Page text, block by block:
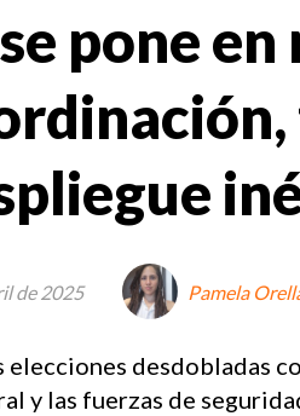
pone en
elecciones desdobladas
y las fuerzas de
de 2025 Pamela